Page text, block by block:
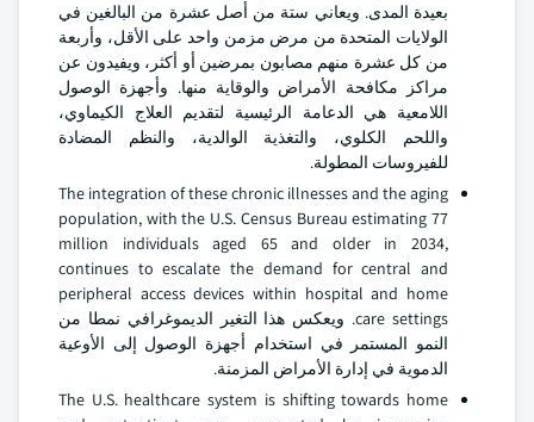
بعيدة المدى. ويعاني ستة من أصل عشرة من البالغين في
الولايات المتحدة من مرض مزمن واحد على الأقل، وأربعة
من كل عشرة منهم مصابون بمرضين أو أكثر، ويفيدون عن
مراكز مكافحة الأمراض والوقاية منها. وأجهزة الوصول
اللامعية هي الدعامة الرئيسية لتقديم العلاج الكيماوي،
واللحم الكلوي، والتغذية الوالدية، والنظم المضادة
للفيروسات المطولة.
The integration of these chronic illnesses and the aging
population, with the U.S. Census Bureau estimating 77
million individuals aged 65 and older in 2034,
continues to escalate the demand for central and
peripheral access devices within hospital and home
care settings. ويعكس هذا التغير الديموغرافي نمطا من
النمو المستمر في استخدام أجهزة الوصول إلى الأوعية
الدموية في إدارة الأمراض المزمنة.
The U.S. healthcare system is shifting towards home